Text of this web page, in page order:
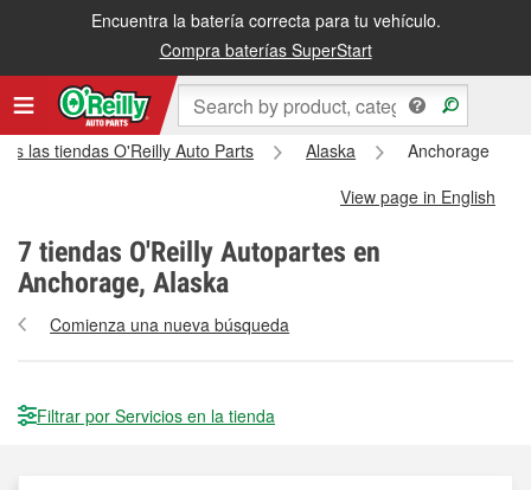
Encuentra la batería correcta para tu vehículo.
Compra baterías SuperStart
las tiendas O'Reilly Auto Parts Alaska
Anchorage
View page in English
7 tiendas O'Reilly Autopartes en
Anchorage, Alaska
Comienza una nueva búsqueda
Filtrar por Servicios en la tienda